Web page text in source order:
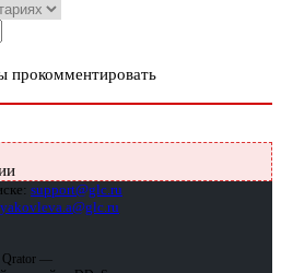
прокомментировать
support@glc.ru
yakovleva.a@glc.ru
Qrator —